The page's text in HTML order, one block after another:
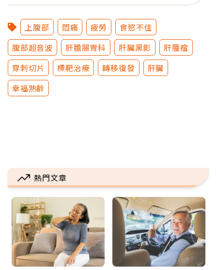
上腹部 悶痛 疲勞
食慾不佳
腹部超音波
肝膽腸胃科 肝臟黑影
肝腫瘤
穿刺切片
標靶治療 轉移復發
肝臟
幸福熟齡
熱門文章